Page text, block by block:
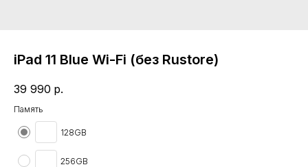
iPad 11 Blue Wi-Fi (без Rustore)
39 990 р.
Память
128GB
256GB